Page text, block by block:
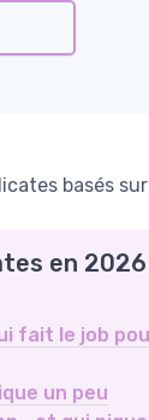
basés
en
fait le job
un peu